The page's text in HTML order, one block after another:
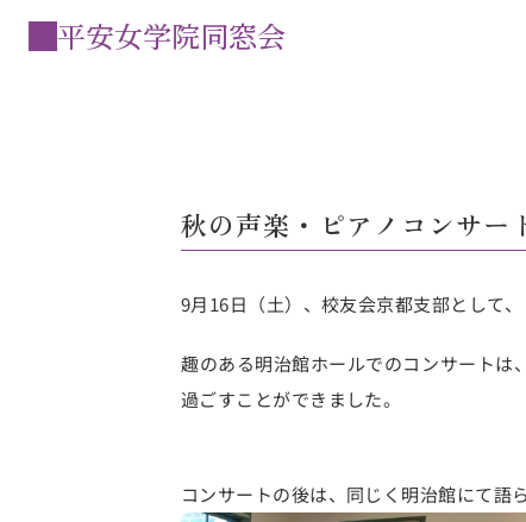
平安女学院同窓会
秋の声楽・ピアノコンサー
9月16日（土）、校友会京都支部として
趣のある明治館ホールでのコンサートは
過ごすことができました。
コンサートの後は、同じく明治館にて語